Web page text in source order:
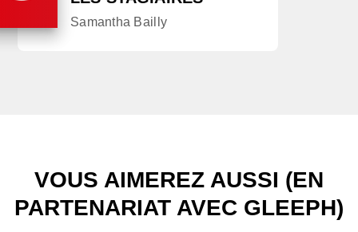
Samantha Bailly
VOUS AIMEREZ AUSSI (EN
PARTENARIAT AVEC GLEEPH)